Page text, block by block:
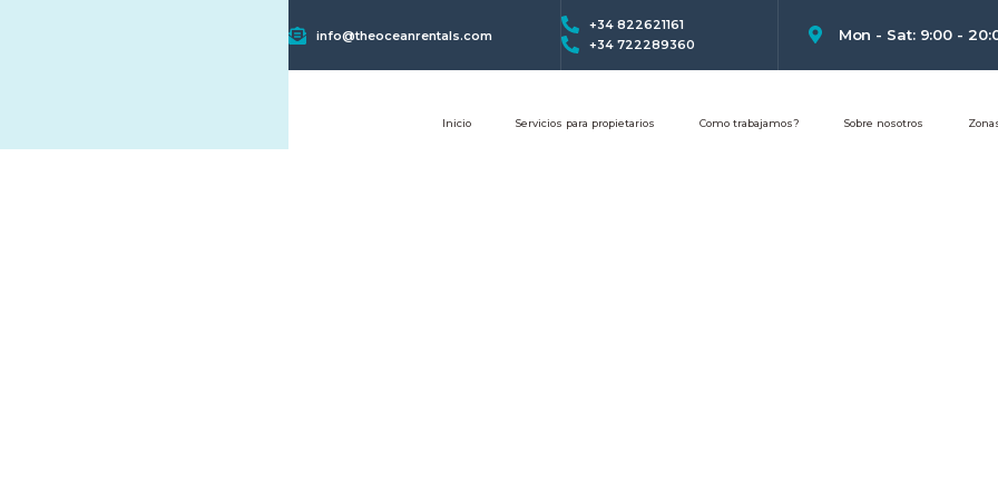
info@theoceanrentals.com
+34 822621161
+34 722289360
Mon - Sat: 9:00 -
Inicio Servicios para propietarios Como trabajamos? Sobre nosotros